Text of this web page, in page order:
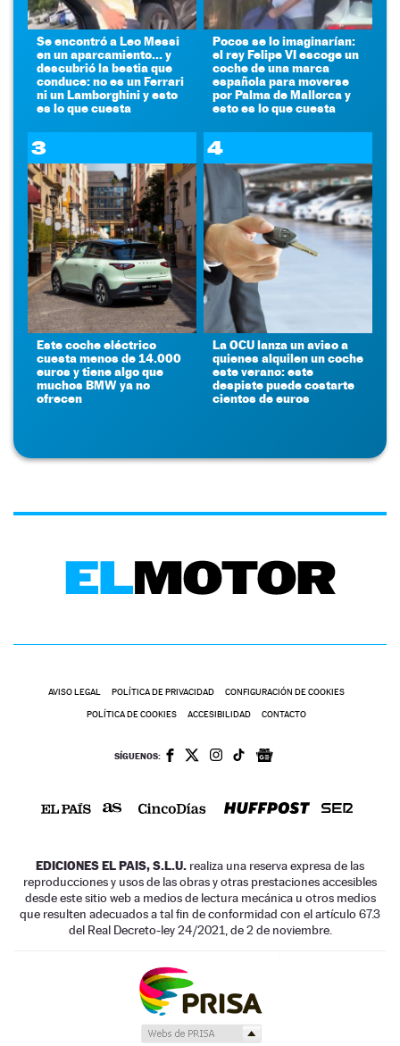
Se encontró a Leo Messi
en un aparcamiento... y
descubrió la bestia que
conduce: no es un Ferrari
ni un Lamborghini y esto
es lo que cuesta
Pocos se lo imaginarían:
el rey Felipe VI escoge un
coche de una marca
española para moverse
por Palma de Mallorca y
esto es lo que cuesta
3
Este coche eléctrico
cuesta menos de 14.000
euros y tiene algo que
muchos BMW ya no
ofrecen
4
La OCU lanza un aviso a
quienes alquilen un coche
este verano: este
despiste puede costarte
cientos de euros
AVISO LEGAL POLÍTICA DE PRIVACIDAD CONFIGURACIÓN DE COOKIES
POLÍTICA DE COOKIES ACCESIBILIDAD CONTACTO
SÍGUENOS:
EDICIONES EL PAIS, S.L.U. realiza una reserva expresa de las
reproducciones y usos de las obras y otras prestaciones accesibles
desde este sitio web a medios de lectura mecánica u otros medios
que resulten adecuados a tal fin de conformidad con el artículo 67.3
del Real Decreto-ley 24/2021, de 2 de noviembre.